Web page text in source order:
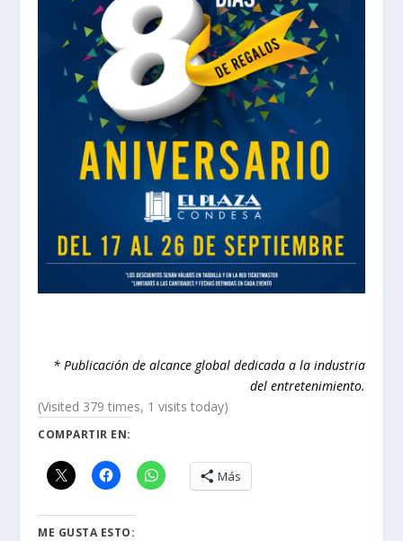
* Publicación de alcance global dedicada a la industria
del entretenimiento.
(Visited 379 times, 1 visits today)
COMPARTIR EN:
Más
ME GUSTA ESTO: